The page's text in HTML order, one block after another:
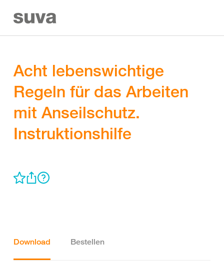
Acht lebenswichtige
Regeln für das Arbeiten
mit Anseilschutz.
Instruktionshilfe
Download Bestellen